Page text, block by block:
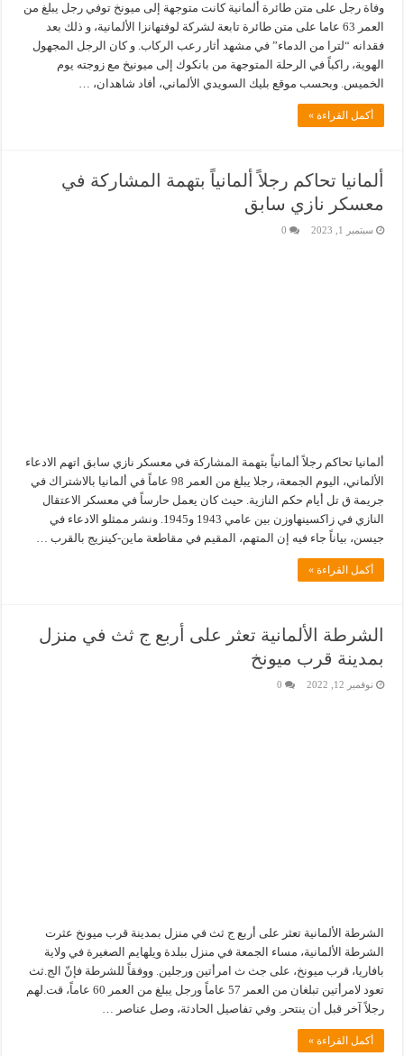
وفاة رجل على متن طائرة ألمانية كانت متوجهة إلى ميونخ توفي رجل يبلغ من
العمر 63 عاما على متن طائرة تابعة لشركة لوفتهانزا الألمانية، و ذلك بعد
فقدانه “لترا من الدماء” في مشهد أثار رعب الركاب. و كان الرجل المجهول
الهوية، راكباً في الرحلة المتوجهة من بانكوك إلى ميونيخ مع زوجته يوم
الخميس. وبحسب موقع بليك السويدي الألماني، أفاد شاهدان، …
أكمل القراءة »
ألمانيا تحاكم رجلاً ألمانياً بتهمة المشاركة في
معسكر نازي سابق
سبتمبر 1, 2023 0
ألمانيا تحاكم رجلاً ألمانياً بتهمة المشاركة في معسكر نازي سابق اتهم الادعاء
الألماني، اليوم الجمعة، رجلا يبلغ من العمر 98 عاماً في ألمانيا بالاشتراك في
جريمة ق تل أيام حكم النازية. حيث كان يعمل حارساً في معسكر الاعتقال
النازي في زاكسينهاوزن بين عامي 1943 و1945. ونشر ممثلو الادعاء في
جيسن، بياناً جاء فيه إن المتهم، المقيم في مقاطعة ماين-كينزيج بالقرب …
أكمل القراءة »
الشرطة الألمانية تعثر على أربع ج ثث في منزل
بمدينة قرب ميونخ
نوفمبر 12, 2022 0
الشرطة الألمانية تعثر على أربع ج ثث في منزل بمدينة قرب ميونخ عثرت
الشرطة الألمانية، مساء الجمعة في منزل ببلدة ويلهايم الصغيرة في ولاية
بافاريا، قرب ميونخ، على جث ث امرأتين ورجلين. ووفقاً للشرطة فإنّ الج.ثث
تعود لامرأتين تبلغان من العمر 57 عاماً ورجل يبلغ من العمر 60 عاماً، قت.لهم
رجلاً آخر قبل أن ينتحر. وفي تفاصيل الحادثة، وصل عناصر …
أكمل القراءة »